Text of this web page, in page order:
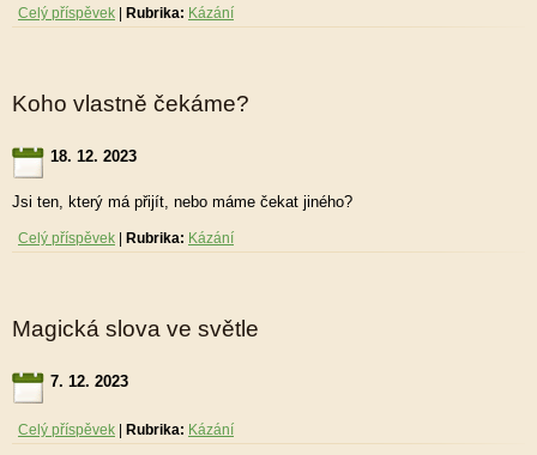
Celý příspěvek Rubrika: Kázání
Koho vlastně čekáme?
18. 12. 2023
Jsi ten, který má přijít, nebo máme čekat jiného?
Celý příspěvek Rubrika: Kázání
Magická slova ve světle
7. 12. 2023
Celý příspěvek Rubrika: Kázání